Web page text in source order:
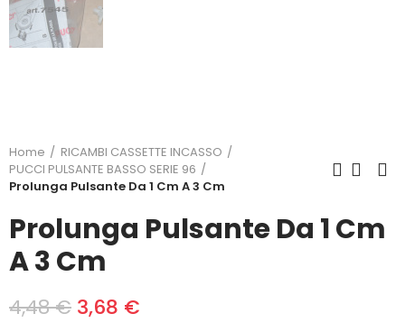
Home
RICAMBI CASSETTE INCASSO
PUCCI PULSANTE BASSO SERIE 96
Prolunga Pulsante Da 1 Cm A 3 Cm
Prolunga Pulsante Da 1 Cm
A 3 Cm
4,48 € 3,68 €